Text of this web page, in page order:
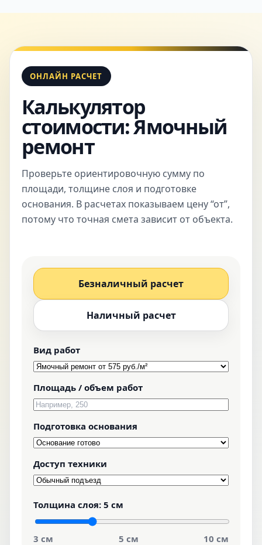
ОНЛАЙН РАСЧЕТ
Калькулятор
стоимости: Ямочный
ремонт
Проверьте ориентировочную сумму по
площади, толщине слоя и подготовке
основания. В расчетах показываем цену “от”,
потому что точная смета зависит от объекта.
Безналичный расчет
Наличный расчет
Вид работ
Площадь / объем работ
Подготовка основания
Доступ техники
Толщина слоя: 5 см
3 см 5 см 10 см